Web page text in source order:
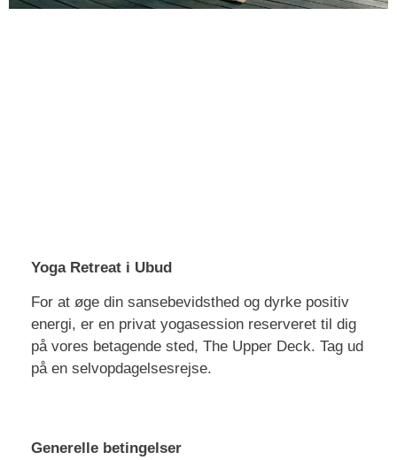
Yoga Retreat i Ubud
For at øge din sansebevidsthed og dyrke positiv
energi, er en privat yogasession reserveret til dig
på vores betagende sted, The Upper Deck. Tag ud
på en selvopdagelsesrejse.
Generelle betingelser